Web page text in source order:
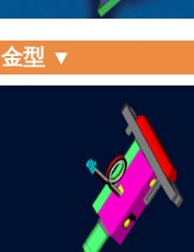
金型 ▼